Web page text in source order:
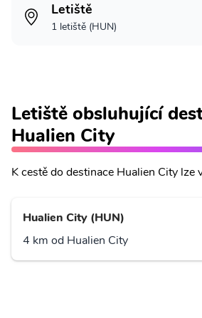
Letiště
1 letiště (HUN)
Letiště obsluhující
Hualien City
K cestě do destinace Hualien City lze
Hualien City (HUN)
4 km od Hualien City